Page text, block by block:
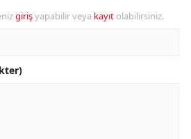
girişyapabilir veya kayıt olabilirsiniz.